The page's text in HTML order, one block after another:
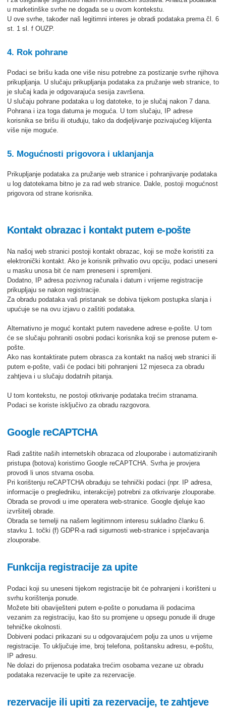
u marketinške svrhe ne događa se u ovom kontekstu.
U ove svrhe, također naš legitimni interes je obradi podataka prema čl. 6
st. 1 sl. f OUZP.
4. Rok pohrane
Podaci se brišu kada one više nisu potrebne za postizanje svrhe njihova
prikupljanja. U slučaju prikupljanja podataka za pružanje web stranice, to
je slučaj kada je odgovarajuća sesija završena.
U slučaju pohrane podataka u log datoteke, to je slučaj nakon 7 dana.
Pohrana i iza toga datuma je moguća. U tom slučaju, IP adrese
korisnika se brišu ili otuđuju, tako da dodjeljivanje pozivajućeg klijenta
više nije moguće.
5. Mogućnosti prigovora i uklanjanja
Prikupljanje podataka za pružanje web stranice i pohranjivanje podataka
u log datotekama bitno je za rad web stranice. Dakle, postoji mogućnost
prigovora od strane korisnika.
Kontakt obrazac i kontakt putem e-pošte
Na našoj web stranici postoji kontakt obrazac, koji se može koristiti za
elektronički kontakt. Ako je korisnik prihvatio ovu opciju, podaci uneseni
u masku unosa bit će nam preneseni i spremljeni.
Dodatno, IP adresa pozivnog računala i datum i vrijeme registracije
prikupljaju se nakon registracije.
Za obradu podataka vaš pristanak se dobiva tijekom postupka slanja i
upućuje se na ovu izjavu o zaštiti podataka.
Alternativno je moguć kontakt putem navedene adrese e-pošte. U tom
će se slučaju pohraniti osobni podaci korisnika koji se prenose putem e-
pošte.
Ako nas kontaktirate putem obrasca za kontakt na našoj web stranici ili
putem e-pošte, vaši će podaci biti pohranjeni 12 mjeseca za obradu
zahtjeva i u slučaju dodatnih pitanja.
U tom kontekstu, ne postoji otkrivanje podataka trećim stranama.
Podaci se koriste isključivo za obradu razgovora.
Google reCAPTCHA
Radi zaštite naših internetskih obrazaca od zlouporabe i automatiziranih
pristupa (botova) koristimo Google reCAPTCHA. Svrha je provjera
provodi li unos stvarna osoba.
Pri korištenju reCAPTCHA obrađuju se tehnički podaci (npr. IP adresa,
informacije o pregledniku, interakcije) potrebni za otkrivanje zlouporabe.
Obrada se provodi u ime operatera web-stranice. Google djeluje kao
izvršitelj obrade.
Obrada se temelji na našem legitimnom interesu sukladno članku 6.
stavku 1. točki (f) GDPR-a radi sigurnosti web-stranice i sprječavanja
zlouporabe.
Funkcija registracije za upite
Podaci koji su uneseni tijekom registracije bit će pohranjeni i korišteni u
svrhu korištenja ponude.
Možete biti obaviješteni putem e-pošte o ponudama ili podacima
vezanim za registraciju, kao što su promjene u opsegu ponude ili druge
tehničke okolnosti.
Dobiveni podaci prikazani su u odgovarajućem polju za unos u vrijeme
registracije. To uključuje ime, broj telefona, poštansku adresu, e-poštu,
IP adresu.
Ne dolazi do prijenosa podataka trećim osobama vezane uz obradu
podataka rezervacije te upite za rezervacije.
rezervacije ili upiti za rezervacije, te zahtjeve